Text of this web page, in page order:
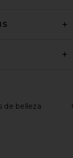
de belleza